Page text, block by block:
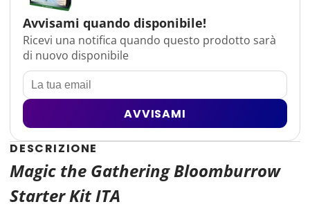
Avvisami quando disponibile!
Ricevi una notifica quando questo prodotto sarà
di nuovo disponibile
AVVISAMI
DESCRIZIONE
Magic the Gathering Bloomburrow
Starter Kit ITA